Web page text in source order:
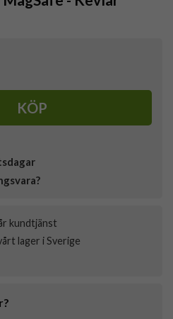
KÖP
kundtjänst
lager i Sverige